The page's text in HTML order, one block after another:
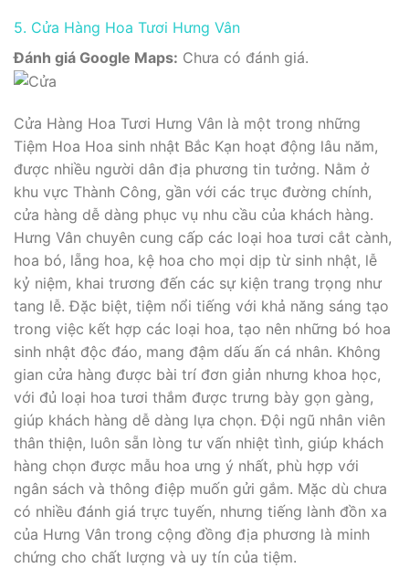
5. Cửa Hàng Hoa Tươi Hưng Vân
Đánh giá Google Maps: Chưa có đánh giá.
Cửa Hàng Hoa Tươi Hưng Vân là một trong những
Tiệm Hoa Hoa sinh nhật Bắc Kạn hoạt động lâu năm,
được nhiều người dân địa phương tin tưởng. Nằm ở
khu vực Thành Công, gần với các trục đường chính,
cửa hàng dễ dàng phục vụ nhu cầu của khách hàng.
Hưng Vân chuyên cung cấp các loại hoa tươi cắt cành,
hoa bó, lẵng hoa, kệ hoa cho mọi dịp từ sinh nhật, lễ
kỷ niệm, khai trương đến các sự kiện trang trọng như
tang lễ. Đặc biệt, tiệm nổi tiếng với khả năng sáng tạo
trong việc kết hợp các loại hoa, tạo nên những bó hoa
sinh nhật độc đáo, mang đậm dấu ấn cá nhân. Không
gian cửa hàng được bài trí đơn giản nhưng khoa học,
với đủ loại hoa tươi thắm được trưng bày gọn gàng,
giúp khách hàng dễ dàng lựa chọn. Đội ngũ nhân viên
thân thiện, luôn sẵn lòng tư vấn nhiệt tình, giúp khách
hàng chọn được mẫu hoa ưng ý nhất, phù hợp với
ngân sách và thông điệp muốn gửi gắm. Mặc dù chưa
có nhiều đánh giá trực tuyến, nhưng tiếng lành đồn xa
của Hưng Vân trong cộng đồng địa phương là minh
chứng cho chất lượng và uy tín của tiệm.